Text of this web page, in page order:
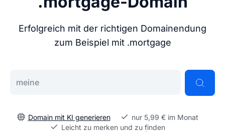
Erfolgreich mit der richtigen Domainendung
zum Beispiel mit .mortgage
Domain mit KI generieren
nur 5,99 € im Monat
Leicht zu merken und zu finden